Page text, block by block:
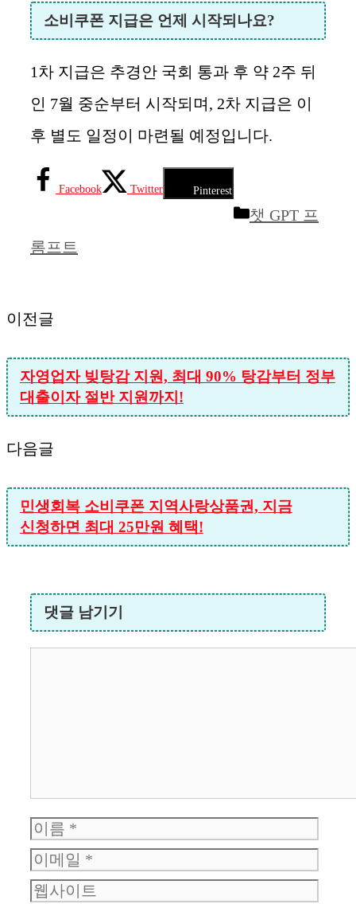
소비쿠폰 지급은 언제 시작되나요?
1차 지급은 추경안 국회 통과 후 약 2주 뒤
인 7월 중순부터 시작되며, 2차 지급은 이
후 별도 일정이 마련될 예정입니다.
Facebook Twitter Pinterest
카
챗 GPT 프
롬프트
이전글
자영업자 빚탕감 지원, 최대 90% 탕감부터 정부
대출이자 절반 지원까지!
다음글
민생회복 소비쿠폰 지역사랑상품권, 지금
신청하면 최대 25만원 혜택!
댓글 남기기
이
름
이
메
웹